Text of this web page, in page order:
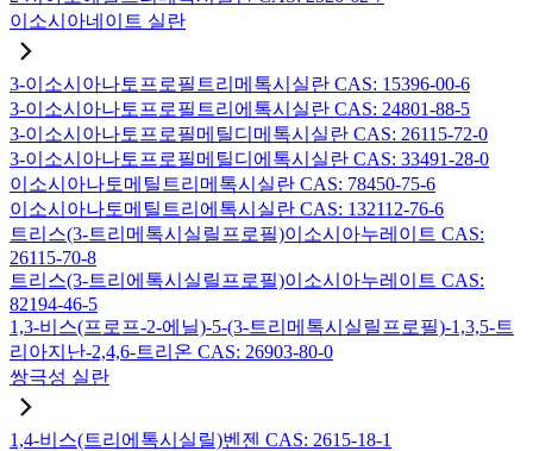
이소시아네이트 실란
3-이소시아나토프로필트리메톡시실란 CAS: 15396-00-6
3-이소시아나토프로필트리에톡시실란 CAS: 24801-88-5
3-이소시아나토프로필메틸디메톡시실란 CAS: 26115-72-0
3-이소시아나토프로필메틸디에톡시실란 CAS: 33491-28-0
이소시아나토메틸트리메톡시실란 CAS: 78450-75-6
이소시아나토메틸트리에톡시실란 CAS: 132112-76-6
트리스(3-트리메톡시실릴프로필)이소시아누레이트 CAS:
26115-70-8
트리스(3-트리에톡시실릴프로필)이소시아누레이트 CAS:
82194-46-5
1,3-비스(프로프-2-에닐)-5-(3-트리메톡시실릴프로필)-1,3,5-트
리아지난-2,4,6-트리온 CAS: 26903-80-0
쌍극성 실란
1,4-비스(트리에톡시실릴)벤젠 CAS: 2615-18-1